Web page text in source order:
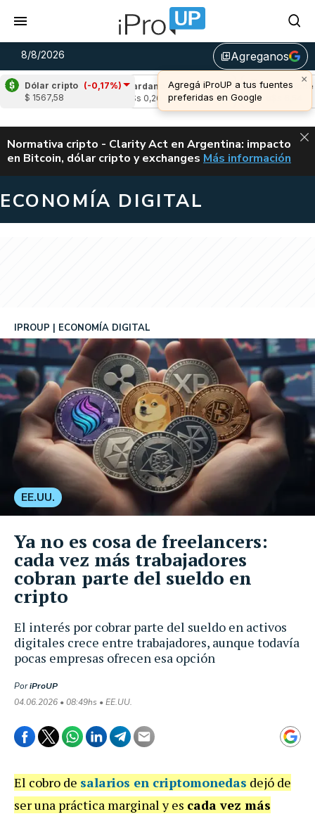
8/8/2026 library_addAgreganos
×
Agregá iProUP a tus fuentes
preferidas en Google
Dólar cripto (-0,17%)
$ 1567,58
(-0,06%)
Cardano (-0,83%)
u$s 0,20
Avalanche
u$s 6,54
ALERTA
Normativa cripto - Clarity Act en Argentina: impacto
en Bitcoin, dólar cripto y exchanges CLARITY ACT EN
Más información
ECONOMÍA DIGITAL
El interés por cobrar parte del sueldo en activos
digitales crece entre trabajadores, aunque todavía
pocas empresas ofrecen esa opción
IPROUP ECONOMÍA DIGITAL
PoriProUP
04.06.2026 • 08:49hs • EE.UU.
EE.UU.
Ya no es cosa de freelancers:
cada vez más trabajadores
cobran parte del sueldo en
cripto
El cobro de salarios en criptomonedas dejó de
ser una práctica marginal y es cada vez más